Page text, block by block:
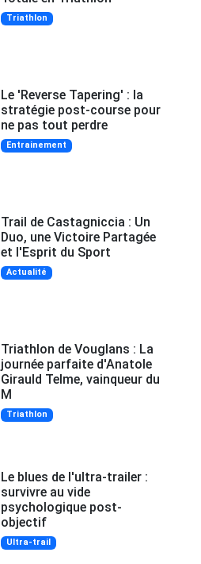
Triathlon
Le 'Reverse Tapering' : la
stratégie post-course pour
ne pas tout perdre
Entrainement
Trail de Castagniccia : Un
Duo, une Victoire Partagée
et l'Esprit du Sport
Actualité
Triathlon de Vouglans : La
journée parfaite d'Anatole
Girauld Telme, vainqueur du
M
Triathlon
Le blues de l'ultra-trailer :
survivre au vide
psychologique post-
objectif
Ultra-trail